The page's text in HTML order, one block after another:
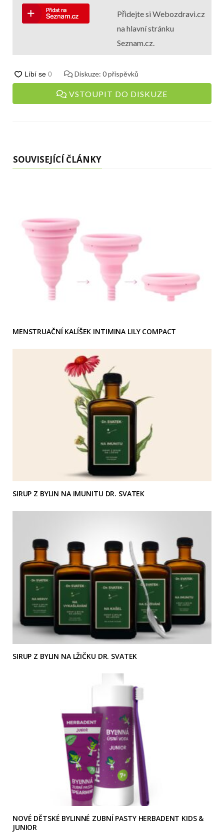
Přidejte si Webozdravi.cz
na hlavní stránku
Seznam.cz.
Diskuze: 0příspěvků
VSTOUPIT DO DISKUZE
SOUVISEJÍCÍ ČLÁNKY
MENSTRUAČNÍ KALÍŠEK INTIMINA LILY COMPACT
SIRUP Z BYLIN NA IMUNITU DR. SVATEK
SIRUP Z BYLIN NA LŽIČKU DR. SVATEK
NOVÉ DĚTSKÉ BYLINNÉ ZUBNÍ PASTY HERBADENT KIDS &
JUNIOR